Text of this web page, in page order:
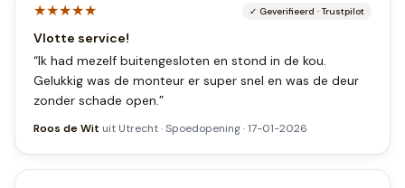
★★★★★ ✓ Geverifieerd ·Trustpilot
Vlotte service!
“Ik had mezelf buitengesloten en stond in de kou.
Gelukkig was de monteur er super snel en was de deur
zonder schade open.”
Roos de Wit uit Utrecht·Spoedopening·17-01-2026